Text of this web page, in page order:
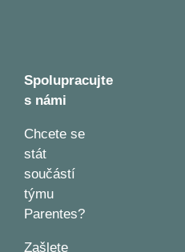
Spolupracujte
s námi
Chcete se
stát
součástí
týmu
Parentes?
Zašlete